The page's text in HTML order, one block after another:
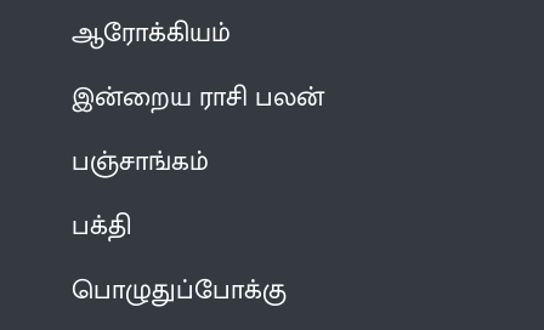
ஆரோக்கியம்
இன்றைய ராசி பலன்
பஞ்சாங்கம்
பக்தி
பொழுதுப்போக்கு